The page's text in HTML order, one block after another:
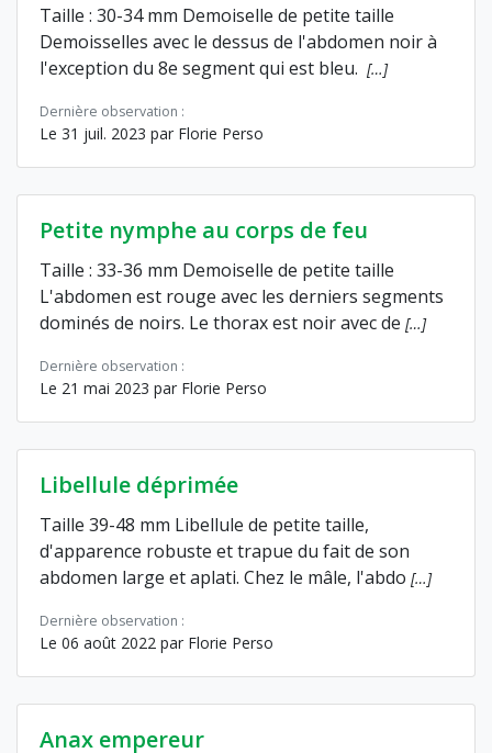
Taille : 30-34 mm Demoiselle de petite taille
Demoisselles avec le dessus de l'abdomen noir à
l'exception du 8e segment qui est bleu. […]
Dernière observation :
Le 31 juil. 2023 par Florie Perso
Petite nymphe au corps de feu
Taille : 33-36 mm Demoiselle de petite taille
L'abdomen est rouge avec les derniers segments
dominés de noirs. Le thorax est noir avec de […]
Dernière observation :
Le 21 mai 2023 par Florie Perso
Libellule déprimée
Taille 39-48 mm Libellule de petite taille,
d'apparence robuste et trapue du fait de son
abdomen large et aplati. Chez le mâle, l'abdo […]
Dernière observation :
Le 06 août 2022 par Florie Perso
Anax empereur